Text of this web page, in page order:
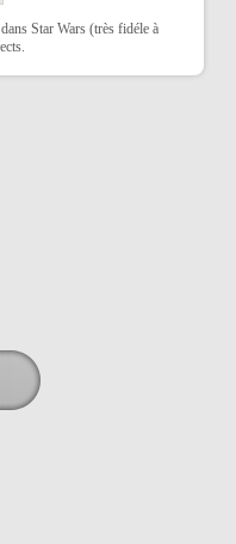
Star Wars (très fidéle à